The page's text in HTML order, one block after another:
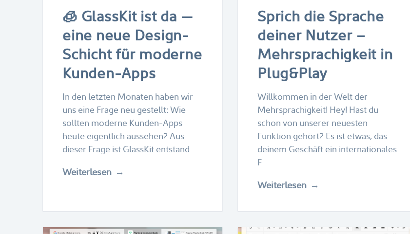
🧊 GlassKit ist da —
eine neue Design-
Schicht für moderne
Kunden-Apps
In den letzten Monaten haben wir
uns eine Frage neu gestellt: Wie
sollten moderne Kunden-Apps
heute eigentlich aussehen? Aus
dieser Frage ist GlassKit entstand
Weiterlesen
Sprich die Sprache
deiner Nutzer –
Mehrsprachigkeit in
Plug&Play
Willkommen in der Welt der
Mehrsprachigkeit! Hey! Hast du
schon von unserer neuesten
Funktion gehört? Es ist etwas, das
deinem Geschäft ein internationales
F
Weiterlesen